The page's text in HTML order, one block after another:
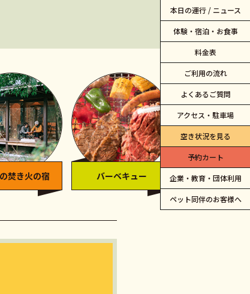
本日の運行 / ニュース
体験・宿泊・お食事
料金表
ご利用の流れ
よくあるご質問
アクセス・駐車場
空き状況を見る
予約カート
企業・教育・団体利用
ペット同伴のお客様へ
焚き火の宿 バーベキュー カフェ ピク